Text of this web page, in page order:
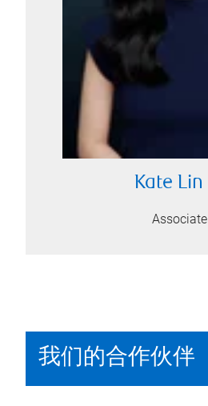
Kate Lin
Associate
我们的合作伙伴